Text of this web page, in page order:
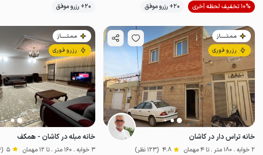
10% تخفیف لحظه آخری
20+ رزرو موفق اقتصادی
20+ رزرو موفق
مـمـتــــــاز
رزرو فوری
خانه تراس دار در کاشان
2 خوابه . 180 متر . تا 4 مهمان 4.8 (123 نظر)
مـمـتــــــاز
رزرو فوری
خانه مبله در کاشان - همکف
3 خوابه . 160 متر . تا 12 مهمان 5 (186 نظر)